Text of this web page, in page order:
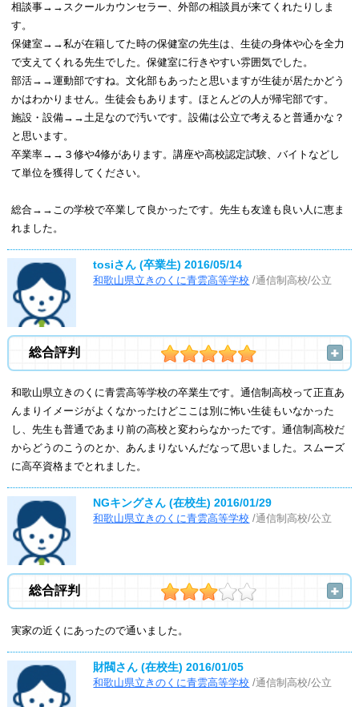
相談事→→スクールカウンセラー、外部の相談員が来てくれたりしま
す。
保健室→→私が在籍してた時の保健室の先生は、生徒の身体や心を全力
で支えてくれる先生でした。保健室に行きやすい雰囲気でした。
部活→→運動部ですね。文化部もあったと思いますが生徒が居たかどう
かはわかりません。生徒会もあります。ほとんどの人が帰宅部です。
施設・設備→→土足なので汚いです。設備は公立で考えると普通かな？
と思います。
卒業率→→３修や4修があります。講座や高校認定試験、バイトなどし
て単位を獲得してください。
総合→→この学校で卒業して良かったです。先生も友達も良い人に恵ま
れました。
tosiさん (卒業生)2016/05/14
和歌山県立きのくに青雲高等学校 /通信制高校/公立
総合評判
和歌山県立きのくに青雲高等学校の卒業生です。通信制高校って正直あ
んまりイメージがよくなかったけどここは別に怖い生徒もいなかった
し、先生も普通であまり前の高校と変わらなかったです。通信制高校だ
からどうのこうのとか、あんまりないんだなって思いました。スムーズ
に高卒資格までとれました。
NGキングさん (在校生)2016/01/29
和歌山県立きのくに青雲高等学校 /通信制高校/公立
総合評判
実家の近くにあったので通いました。
財閥さん (在校生)2016/01/05
和歌山県立きのくに青雲高等学校 /通信制高校/公立